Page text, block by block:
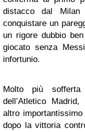
distacco dal
conquistare un
un rigore dubbio
giocato senza
infortunio.
Molto più
dell’Atletico
altro
dopo la vittoria